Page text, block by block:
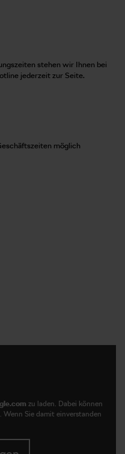
stehen wir Ihnen bei
jederzeit zur Seite.
möglich
zu laden. Dabei können
Sie damit einverstanden